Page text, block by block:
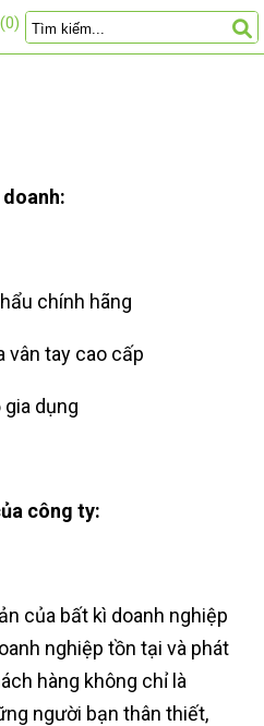
(0)
chính hãng
vân tay cao cấp
dụng
công ty:
của bất kì doanh nghiệp
nghiệp tồn tại và phát
hàng không chỉ là
người bạn thân thiết,